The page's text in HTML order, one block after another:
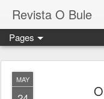
Revista O Bule
Pages
MAY